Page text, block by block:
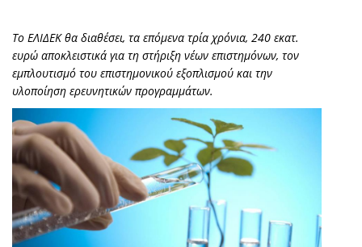
Το ΕΛΙΔΕΚ θα διαθέσει, τα επόμενα τρία χρόνια, 240 εκατ.
ευρώ αποκλειστικά για τη στήριξη νέων επιστημόνων, τον
εμπλουτισμό του επιστημονικού εξοπλισμού και την
υλοποίηση ερευνητικών προγραμμάτων.